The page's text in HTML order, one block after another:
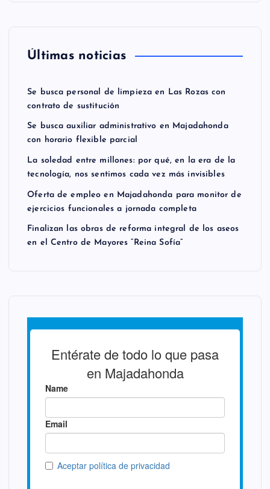
Últimas noticias
Se busca personal de limpieza en Las Rozas con
contrato de sustitución
Se busca auxiliar administrativo en Majadahonda
con horario flexible parcial
La soledad entre millones: por qué, en la era de la
tecnología, nos sentimos cada vez más invisibles
Oferta de empleo en Majadahonda para monitor de
ejercicios funcionales a jornada completa
Finalizan las obras de reforma integral de los aseos
en el Centro de Mayores “Reina Sofía”